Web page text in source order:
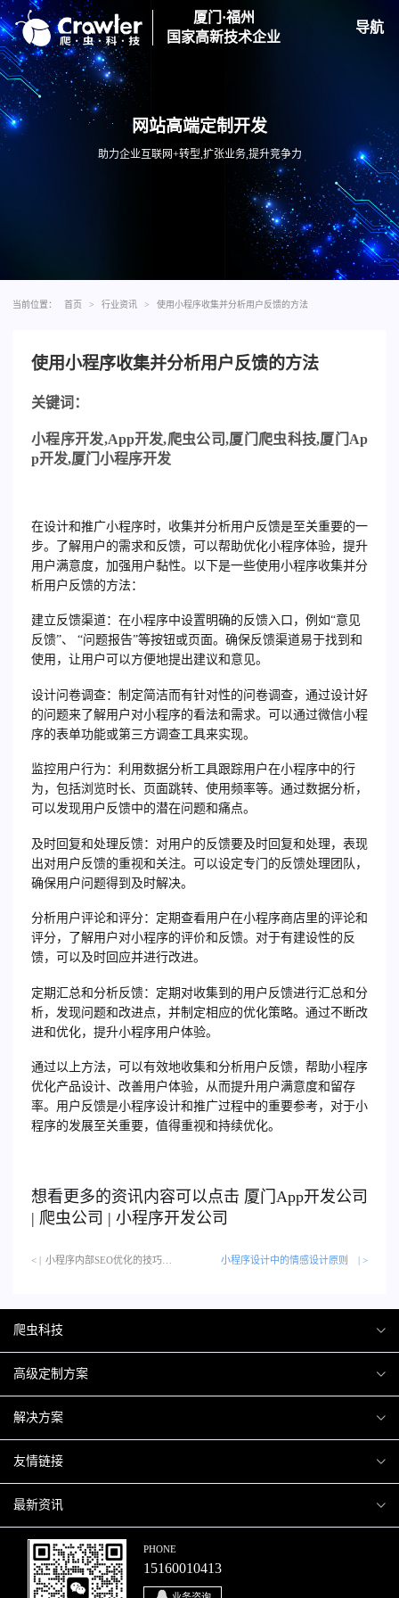
厦门·福州
国家高新技术企业
导航
网站高端定制开发
助力企业互联网+转型,扩张业务,提升竞争力
当前位置： 首页 > 行业资讯 > 使用小程序收集并分析用户反馈的方法
使用小程序收集并分析用户反馈的方法
关键词：
小程序开发,App开发,爬虫公司,厦门爬虫科技,厦门 Ap
p开发,厦门小程序开发
在设计和推广小程序时，收集并分析用户反馈是至关重要的一
步。了解用户的需求和反馈，可以帮助优化小程序体验，提升
用户满意度，加强用户黏性。以下是一些使用小程序收集并分
析用户反馈的方法：
建立反馈渠道：在小程序中设置明确的反馈入口，例如“意见
反馈”、 “问题报告”等按钮或页面。确保反馈渠道易于找到和
使用，让用户可以方便地提出建议和意见。
设计问卷调查：制定简洁而有针对性的问卷调查，通过设计好
的问题来了解用户对小程序的看法和需求。可以通过微信小程
序的表单功能或第三方调查工具来实现。
监控用户行为 ：利用数据分析工具跟踪用户在小程序中的行
为，包括浏览时长、页面跳转、使用频率等。通过数据分析，
可以发现用户反馈中的潜在问题和痛点。
及时回复和处理反馈：对用户的反馈要及时回复和处理，表现
出对用户反馈的重视和关注。可以设定专门的反馈处理团队，
确保用户问题得到及时解决。
分析用户评论和评分：定期查看用户在小程序商店里的评论和
评分，了解用户对小程序的评价和反馈。对于有建设性的反
馈，可以及时回应并进行改进。
定期汇总和分析反馈：定期对收集到的用户反馈进行汇总和分
析，发现问题和改进点，并制定相应的优化策略。通过不断改
进和优化，提升小程序用户体验。
通过以上方法，可以有效地收集和分析用户反馈，帮助小程序
优化产品设计、改善用户体验，从而提升用户满意度和留存
率。用户反馈是小程序设计和推广过程中的重要参考，对于小
程序的发展至关重要，值得重视和持续优化。
想看更多的资讯内容可以点击 厦门 App开发公司
| 爬虫公司 | 小程序开发公司
< | 小程序设计中的情感设计原则 | >
爬虫科技
爬虫案例
关于爬虫
高级定制方案
H5互动营销
微信小程序
移动APP
解决方案
商城解决方案
商城会员积分商城解决方案
网站解决方案
智慧校园解决方案
友情链接
厦门小程序开发
厦门APP开发
厦门微商城开发
最新资讯
行业资讯
爬虫动态
PHONE
15160010413